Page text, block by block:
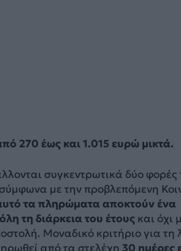
270 έως και 1.015 ευρώ μικτά.
συγκεντρωτικά δύο φορές
με την προβλεπόμενη
τα πληρώματα αποκτούν ένα
τη διάρκεια του έτουςκαι όχι
Μοναδικό κριτήριο για τη
από τα στελέχη 30 ημέρες